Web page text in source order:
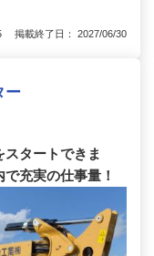
掲載終了日： 2027/06/30
ー
タートできま
充実の仕事量！